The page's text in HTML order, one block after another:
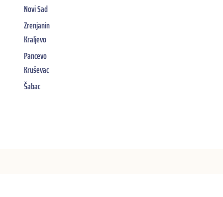
Novi Sad
Zrenjanin
Kraljevo
Pancevo
Kruševac
Šabac